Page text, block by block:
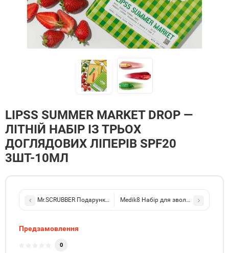
LIPSS SUMMER MARKET DROP —
ЛІТНІЙ НАБІР ІЗ ТРЬОХ
ДОГЛЯДОВИХ ЛІПЕРІВ SPF20
3ШТ-10МЛ
Mr.SCRUBBER Подарунковий набір The Smurfs
Medik8 Набір для зволоження та
Предзамовлення
0